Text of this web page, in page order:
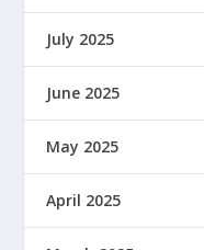
July 2025
June 2025
May 2025
April 2025